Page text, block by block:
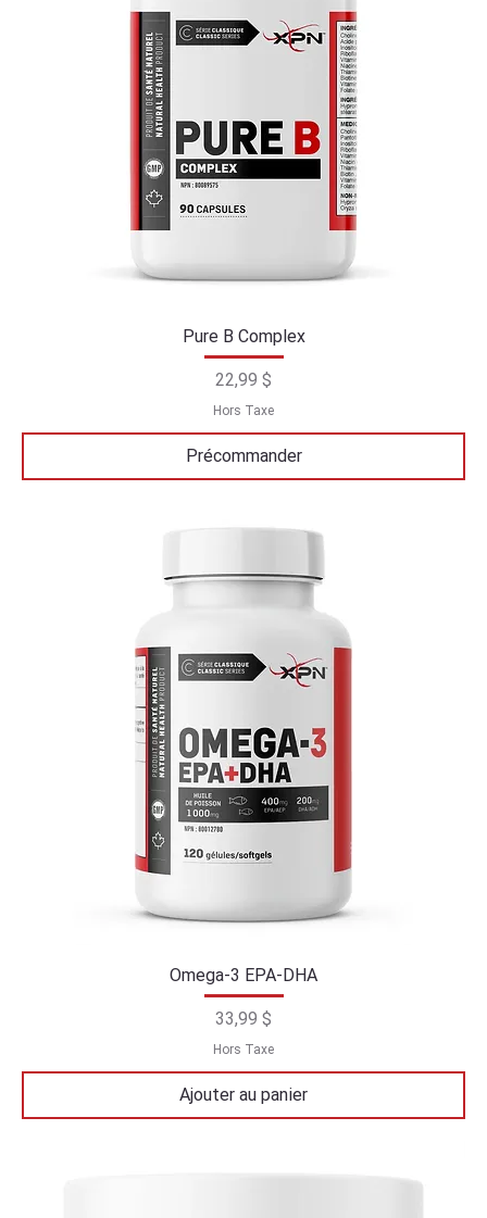
Pure B Complex
Prix
22,99 $
Hors Taxe
Précommander
Omega-3 EPA-DHA
Prix
33,99 $
Hors Taxe
Ajouter au panier